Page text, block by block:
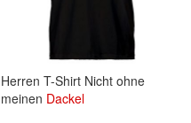
Herren T-Shirt Nicht ohne
meinen Dackel